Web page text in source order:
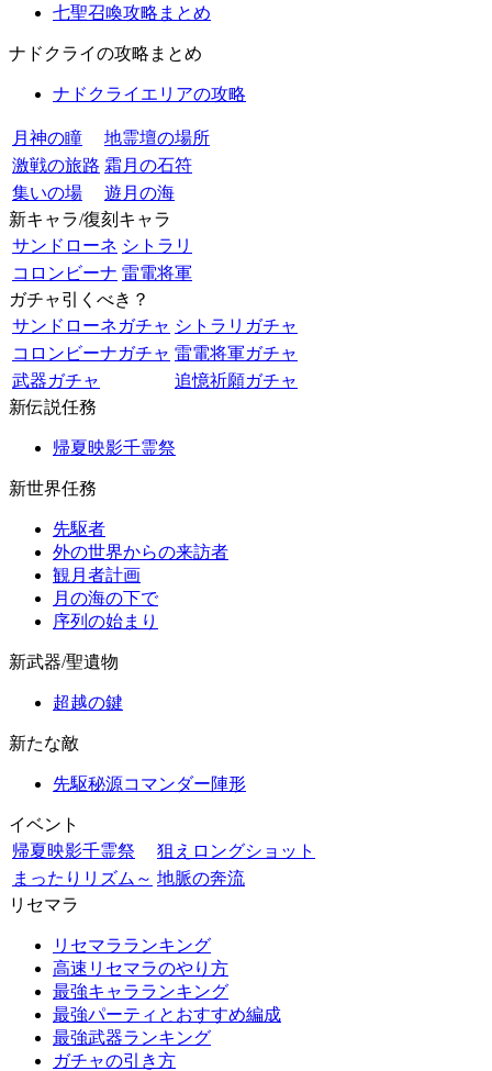
七聖召喚攻略まとめ
ナドクライの攻略まとめ
ナドクライエリアの攻略
月神の瞳
地霊壇の場所
激戦の旅路 霜月の石符
集いの場
遊月の海
新キャラ/復刻キャラ
サンドローネ シトラリ
コロンビーナ 雷電将軍
ガチャ引くべき？
サンドローネガチャ シトラリガチャ
コロンビーナガチャ 雷電将軍ガチャ
武器ガチャ
追憶祈願ガチャ
新伝説任務
帰夏映影千霊祭
新世界任務
先駆者
外の世界からの来訪者
観月者計画
月の海の下で
序列の始まり
新武器/聖遺物
超越の鍵
新たな敵
先駆秘源コマンダー陣形
イベント
帰夏映影千霊祭
狙えロングショット
まったりリズム～ 地脈の奔流
リセマラ
リセマラランキング
高速リセマラのやり方
最強キャラランキング
最強パーティとおすすめ編成
最強武器ランキング
ガチャの引き方